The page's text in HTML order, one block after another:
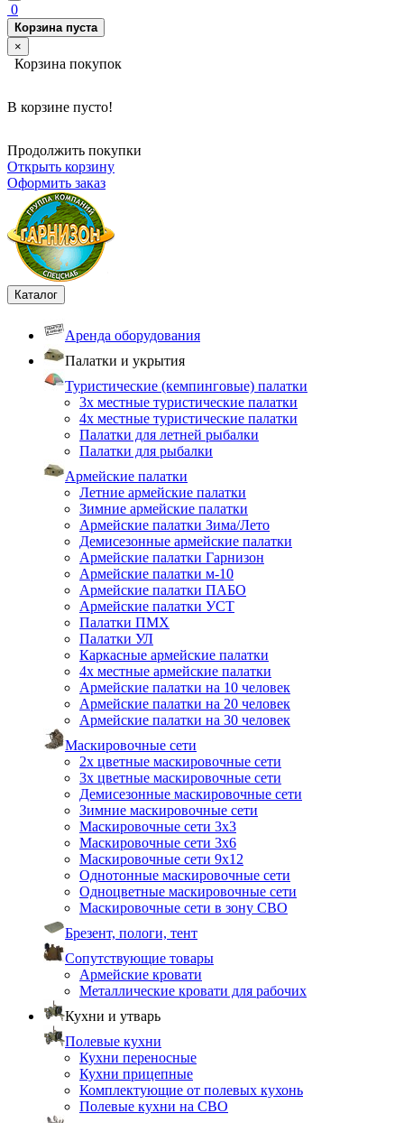
0
Корзина пуста
×
Корзина покупок
В корзине пусто!
Продолжить покупки
Открыть корзину
Оформить заказ
Каталог
Аренда оборудования
Палатки и укрытия
Туристические (кемпинговые) палатки
3х местные туристические палатки
4х местные туристические палатки
Палатки для летней рыбалки
Палатки для рыбалки
Армейские палатки
Летние армейские палатки
Зимние армейские палатки
Армейские палатки Зима/Лето
Демисезонные армейские палатки
Армейские палатки Гарнизон
Армейские палатки м-10
Армейские палатки ПАБО
Армейские палатки УСТ
Палатки ПМХ
Палатки УЛ
Каркасные армейские палатки
4х местные армейские палатки
Армейские палатки на 10 человек
Армейские палатки на 20 человек
Армейские палатки на 30 человек
Маскировочные сети
2х цветные маскировочные сети
3х цветные маскировочные сети
Демисезонные маскировочные сети
Зимние маскировочные сети
Маскировочные сети 3х3
Маскировочные сети 3х6
Маскировочные сети 9х12
Однотонные маскировочные сети
Одноцветные маскировочные сети
Маскировочные сети в зону СВО
Брезент, пологи, тент
Сопутствующие товары
Армейские кровати
Металлические кровати для рабочих
Кухни и утварь
Полевые кухни
Кухни переносные
Кухни прицепные
Комплектующие от полевых кухонь
Полевые кухни на СВО